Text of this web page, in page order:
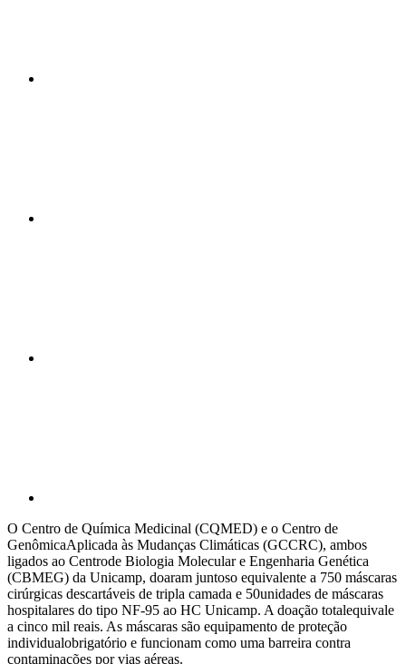
O Centro de Química Medicinal (CQMED) e o Centro de
GenômicaAplicada às Mudanças Climáticas (GCCRC), ambos
ligados ao Centrode Biologia Molecular e Engenharia Genética
(CBMEG) da Unicamp, doaram juntoso equivalente a 750 máscaras
cirúrgicas descartáveis de tripla camada e 50unidades de máscaras
hospitalares do tipo NF-95 ao HC Unicamp. A doação totalequivale
a cinco mil reais. As máscaras são equipamento de proteção
individualobrigatório e funcionam como uma barreira contra
contaminações por vias aéreas.